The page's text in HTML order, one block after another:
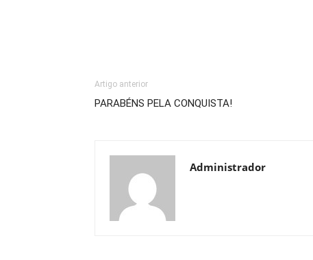
Artigo anterior
PARABÉNS PELA CONQUISTA!
Administrador